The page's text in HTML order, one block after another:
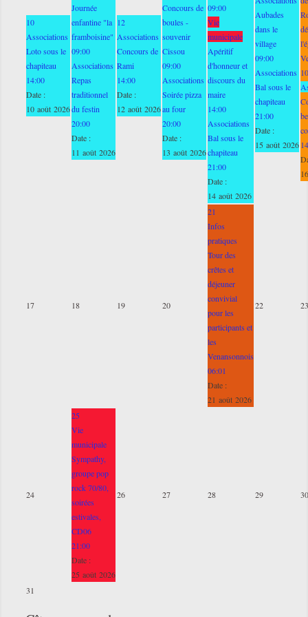
10
Associations
Loto sous le
chapiteau
14:00
Date :
10 août 2026
Journée
enfantine "la
framboisine"
09:00
Associations
Repas
traditionnel
du festin
20:00
Date :
11 août 2026
12
Associations
Concours de
Rami
14:00
Date :
12 août 2026
Concours de
boules -
souvenir
Cissou
09:00
Associations
Soirée pizza
au four
20:00
Date :
13 août 2026
09:00
Vie
municipale
Apéritif
d'honneur et
discours du
maire
14:00
Associations
Bal sous le
chapiteau
21:00
Date :
14 août 2026
Aubades
dans le
village
09:00
Associations
Bal sous le
chapiteau
21:00
Date :
15 août 2026
17 18 19 20
21
Infos
pratiques
Tour des
crêtes et
déjeuner
convivial
pour les
participants et
les
Venansonnois
06:01
Date :
21 août 2026
22
24
25
Vie
municipale
Sympathy,
groupe pop
rock 70/80,
soirées
estivales,
CD06
21:00
Date :
25 août 2026
26 27 28 29
31